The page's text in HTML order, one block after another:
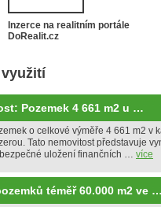
Inzerce na realitním portále
DoRealit.cz
Pozemek 4 661 m2 u …
o celkové výměře 4 661 m2 v
Tato nemovitost představuje
uložení finančních … více
téměř 60.000 m2 ve